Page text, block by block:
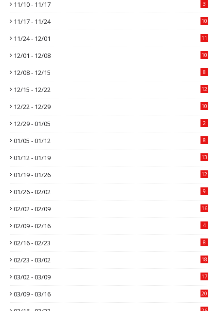
11/10 - 11/17 3
11/17 - 11/24 10
11/24 - 12/01 11
12/01 - 12/08 10
12/08 - 12/15 8
12/15 - 12/22 12
12/22 - 12/29 10
12/29 - 01/05 2
01/05 - 01/12 8
01/12 - 01/19 13
01/19 - 01/26 12
01/26 - 02/02 9
02/02 - 02/09 16
02/09 - 02/16 4
02/16 - 02/23 8
02/23 - 03/02 18
03/02 - 03/09 17
03/09 - 03/16 20